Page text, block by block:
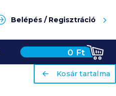
Belépés / Regisztráció
0 Ft
ariaLabel
Kosár tartalma